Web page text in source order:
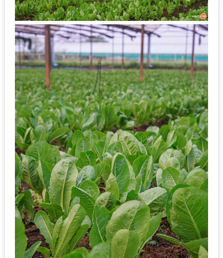
เหนือ
กับ
สลัด
หนุ่ม
บ้านนา
เมนู
เด็ด
จาก
ANNA
FARM
ที่
เอาชนะ
ใจ
กรรมการ
จาก
THE
DISH
EVENT